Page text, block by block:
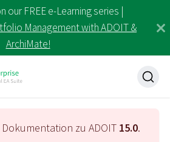
our FREE e-Learning series |
Management with ADOIT &
ArchiMate!
zu ADOIT 15.0.